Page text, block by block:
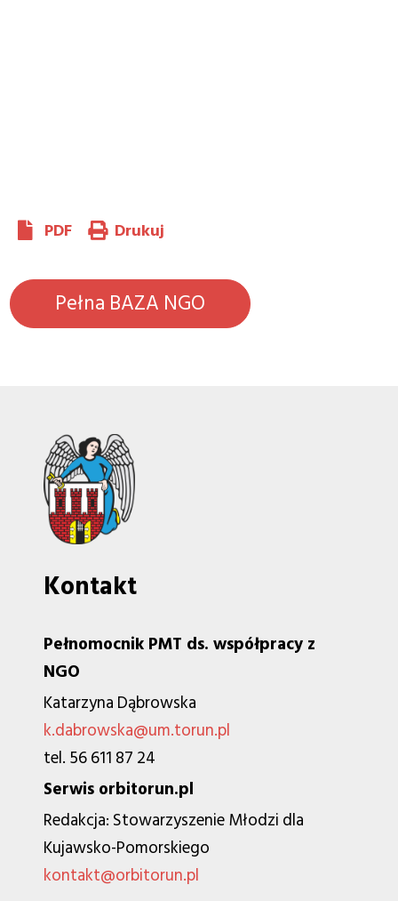
PDF Drukuj
Pełna BAZA NGO
Kontakt
Pełnomocnik PMT ds. współpracy z
NGO
Katarzyna Dąbrowska
k.dabrowska@um.torun.pl
tel. 56 611 87 24
Serwis orbitorun.pl
Redakcja: Stowarzyszenie Młodzi dla
Kujawsko-Pomorskiego
kontakt@orbitorun.pl